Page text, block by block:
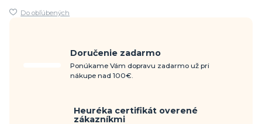
Do obľúbených
Doručenie zadarmo
Ponúkame Vám dopravu zadarmo už pri
nákupe nad 100€.
Heuréka certifikát overené
zákazníkmi